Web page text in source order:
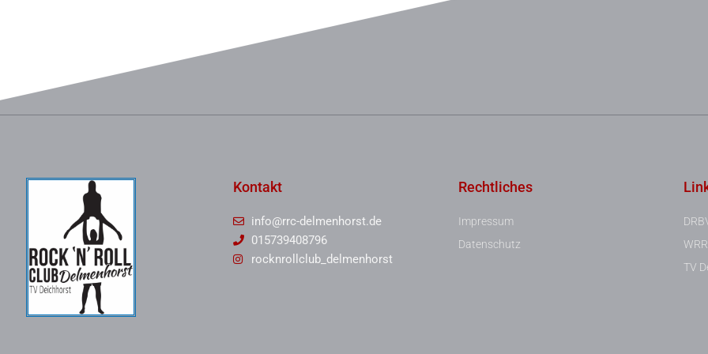
Kontakt
info@rrc-delmenhorst.de
015739408796
rocknrollclub_delmenhorst
Rechtliches
Impressum
Datenschutz
TV